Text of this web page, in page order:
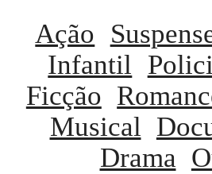
Ação
Infantil
Ficção
Musical
Drama